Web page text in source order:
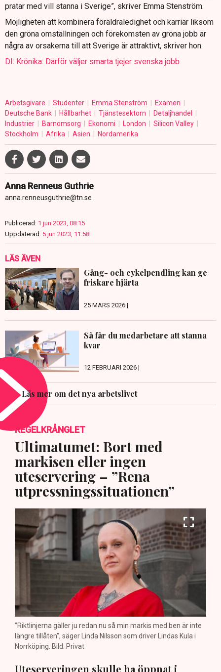
pratar med vill stanna i Sverige”, skriver Emma Stenström.
Möjligheten att kombinera föräldraledighet och karriär liksom
den gröna omställningen och förekomsten av gröna jobb är
några av orsakerna till att Sverige är attraktivt, skriver hon.
DI: Krönika: Därför väljer smarta tjejer svenska jobb
Arbetsgivare Studenter Emma Stenström
Examen
Deutsche Bank
Hållbarhet Tjänstesektorn
Detaljhandel
Industrier
Barnomsorg Ekonomi London
Silicon Valley
Stockholm
Afrika Asien Nordamerika
Anna Renneus Guthrie
anna.renneusguthrie@tn.se
Publicerad: 1 jun 2023, 08:15
Uppdaterad: 5 jun 2023, 11:58
LÄS ÄVEN
Gång- och cykelpendling kan ge
friskare hjärta
25 MARS 2026 |
Så får du medarbetare att stanna
kvar
12 FEBRUARI 2026 |
Läs mer om det nya arbetslivet
REGELKRÅNGLET
Ultimatumet: Bort med
markisen eller ingen
uteservering – ”Rena
utpressningssituationen”
”Riktlinjerna gäller ju redan nu så min markis med ben är inte
längre tillåten”, säger Linda Nilsson som driver Lindas Kula i
Norrköping. Bild: Privat
Uteserveringen skulle ha öppnat i